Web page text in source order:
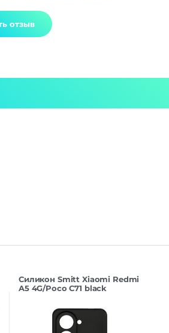
Силикон Smitt Xiaomi Redmi
A5 4G/Poco C71 black